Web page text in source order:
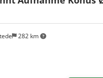
282 km